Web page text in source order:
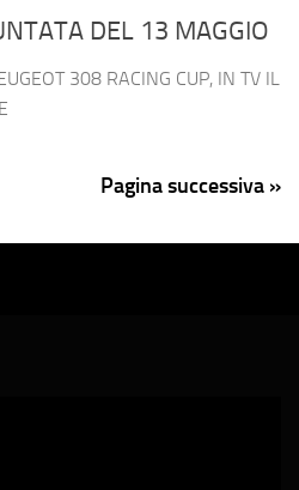
DEL 13 MAGGIO
308 RACING CUP, IN TV IL
Pagina successiva »